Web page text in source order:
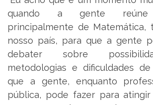
quando a gente reúne
principalmente de Matemática,
nosso país, para que a gente
debater sobre
metodologias e dificuldades de
que a gente, enquanto
pública, pode fazer para atingir